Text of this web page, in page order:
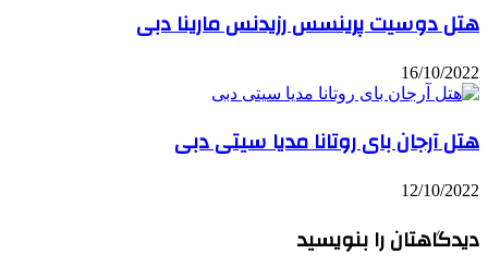
هتل دوسیت پرینسس رزیدنس مارینا دبی
16/10/2022
هتل آرجان بای روتانا مدیا سیتی دبی
12/10/2022
دیدگاهتان را بنویسید